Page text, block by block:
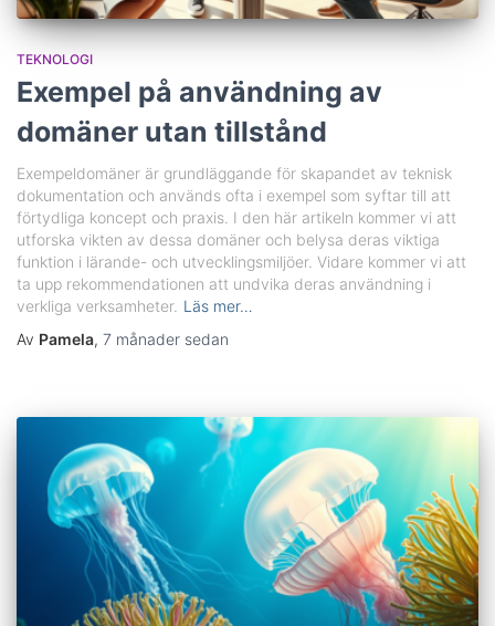
TEKNOLOGI
Exempel på användning av
domäner utan tillstånd
Exempeldomäner är grundläggande för skapandet av teknisk
dokumentation och används ofta i exempel som syftar till att
förtydliga koncept och praxis. I den här artikeln kommer vi att
utforska vikten av dessa domäner och belysa deras viktiga
funktion i lärande- och utvecklingsmiljöer. Vidare kommer vi att
ta upp rekommendationen att undvika deras användning i
verkliga verksamheter. Läs mer…
Av Pamela, 7 månader sedan